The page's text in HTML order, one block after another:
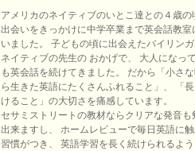
アメリカのネイティブのいとこ達との４歳の
出会いをきっかけに中学卒業まで英会話教室
いました。 子どもの頃に出会えたバイリン
ネイティブの先生の おかげで、 大人になっ
も英会話を続けてきました。 だから「小さ
ら生きた英語にたくさんふれること」、 「
けること」の大切さを痛感しています。
セサミストリートの教材ならクリアな発音も
出来ますし、 ホームレビューで毎日英語に
習慣がつき、 英語学習を長く続けられるよ